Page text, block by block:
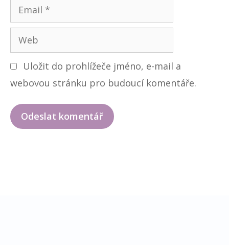
n
m
i
l
W
e
b
Uložit do prohlížeče jméno, e-mail a
webovou stránku pro budoucí komentáře.